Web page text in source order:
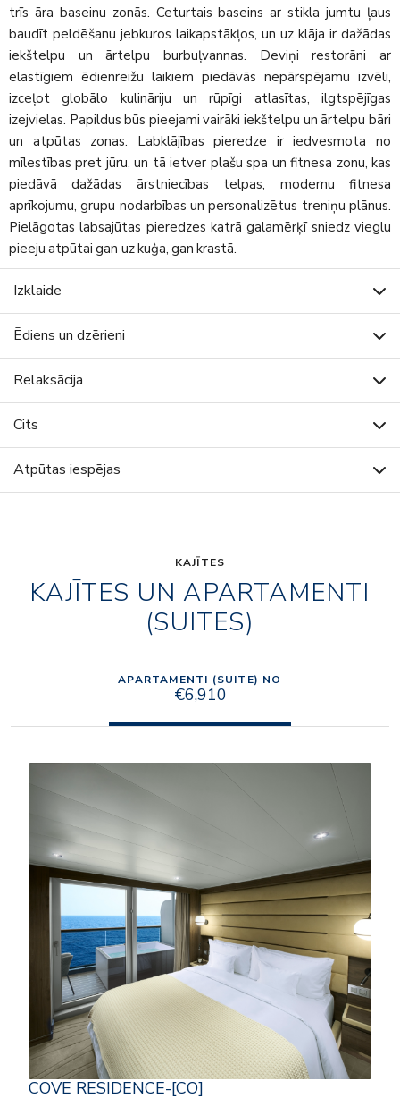
trīs āra baseinu zonās. Ceturtais baseins ar stikla jumtu ļaus
baudīt peldēšanu jebkuros laikapstākļos, un uz klāja ir dažādas
iekštelpu un ārtelpu burbuļvannas. Deviņi restorāni ar
elastīgiem ēdienreižu laikiem piedāvās nepārspējamu izvēli,
izceļot globālo kulināriju un rūpīgi atlasītas, ilgtspējīgas
izejvielas. Papildus būs pieejami vairāki iekštelpu un ārtelpu bāri
un atpūtas zonas. Labklājības pieredze ir iedvesmota no
mīlestības pret jūru, un tā ietver plašu spa un fitnesa zonu, kas
piedāvā dažādas ārstniecības telpas, modernu fitnesa
aprīkojumu, grupu nodarbības un personalizētus treniņu plānus.
Pielāgotas labsajūtas pieredzes katrā galamērķī sniedz vieglu
pieeju atpūtai gan uz kuģa, gan krastā.
Izklaide
Ēdiens un dzērieni
Relaksācija
Cits
Atpūtas iespējas
KAJĪTES
KAJĪTES UN APARTAMENTI
(SUITES)
APARTAMENTI (SUITE) NO
€6,910
COVE RESIDENCE-[CO]